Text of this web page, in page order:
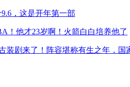
，这是开年第一部
！他才23岁啊！火箭白白培养他了
装剧来了！阵容堪称有生之年，国